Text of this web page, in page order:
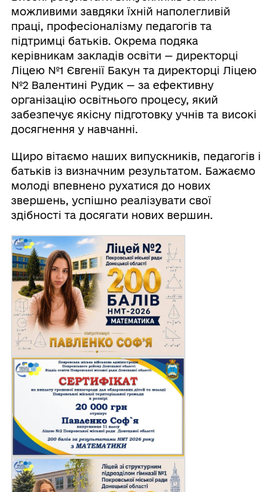
можливими завдяки їхній наполегливій
праці, професіоналізму педагогів та
підтримці батьків. Окрема подяка
керівникам закладів освіти — директорці
Ліцею №1 Євгенії Бакун та директорці Ліцею
№2 Валентині Рудик — за ефективну
організацію освітнього процесу, який
забезпечує якісну підготовку учнів та високі
досягнення у навчанні.
Щиро вітаємо наших випускників, педагогів і
батьків із визначним результатом. Бажаємо
молоді впевнено рухатися до нових
звершень, успішно реалізувати свої
здібності та досягати нових вершин.